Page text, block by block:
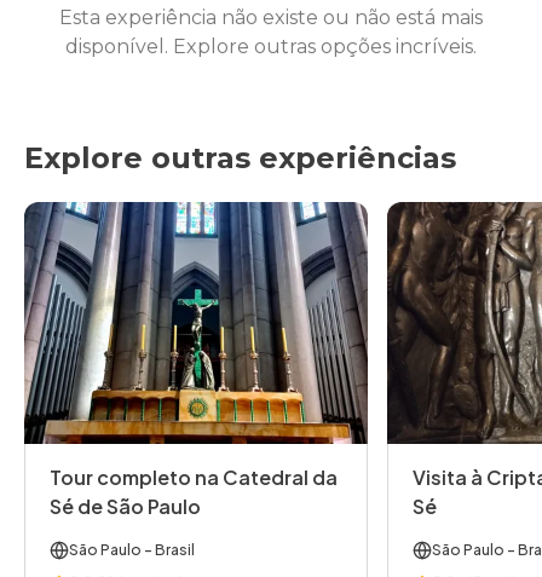
Esta experiência não existe ou não está mais
disponível. Explore outras opções incríveis.
Explore outras experiências
Tour completo na Catedral da
Sé de São Paulo
São Paulo - Brasil
Visita à
Sé
São Paulo -